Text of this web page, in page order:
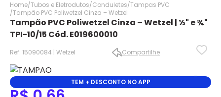
✕
✕
Home Tubos e Eletrodutos Conduletes Tampas PVC
Tampão PVC Poliwetzel Cinza – Wetzel
Tampão PVC Poliwetzel Cinza – Wetzel | ½" e ¾"
TPI-10/15 Cód. E019600010
Ref: 15090084 | Wetzel Compartilhe
✕
TEM + DESCONTO NO APP